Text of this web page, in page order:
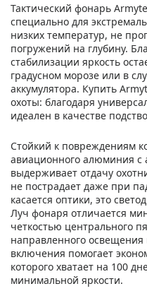
Тактический фонарь
специально для
низких температур, не
погружений на глубину.
стабилизации яркость
градусном морозе или в
аккумулятора. Купить
охоты: благодаря
идеален в качестве
Стойкий к повреждениям
авиационного алюминия
выдерживает отдачу
не пострадает даже при
касается оптики, это
Луч фонаря отличается
четкостью центрального
направленного
включения помогает
которого хватает на 100
минимальной яркости.